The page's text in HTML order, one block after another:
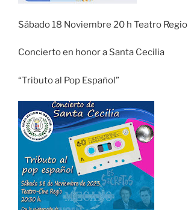
Sábado 18 Noviembre 20 h Teatro Regio
Concierto en honor a Santa Cecilia
“Tributo al Pop Español”